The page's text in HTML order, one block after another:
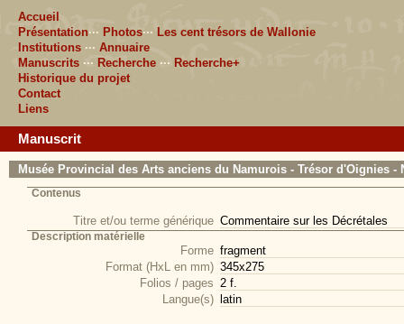
Accueil
Présentation··· Photos··· Les cent trésors de Wallonie
Institutions ··· Annuaire
Manuscrits ··· Recherche ··· Recherche+
Historique du projet
Contact
Liens
Manuscrit
Musée Provincial des Arts anciens du Namurois - Trésor d'Oignies -
Contenus
Titre et/ou terme générique Commentaire sur les Décrétales
Description matérielle
Forme fragment
Format (HxL en mm) 345x275
Folios / pages 2 f.
Langue(s)
latin